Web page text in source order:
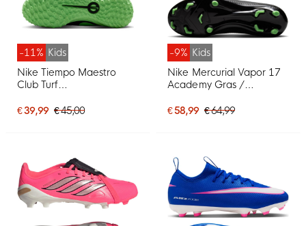
-11% Kids
Nike Tiempo Maestro
Club Turf
Kids Zwart Felgroen
€ 39,99 € 45,00
-9% Kids
Nike Mercurial Vapor 17
Academy Gras /
Voetbalschoenen (MG)
€ 58,99 € 64,99